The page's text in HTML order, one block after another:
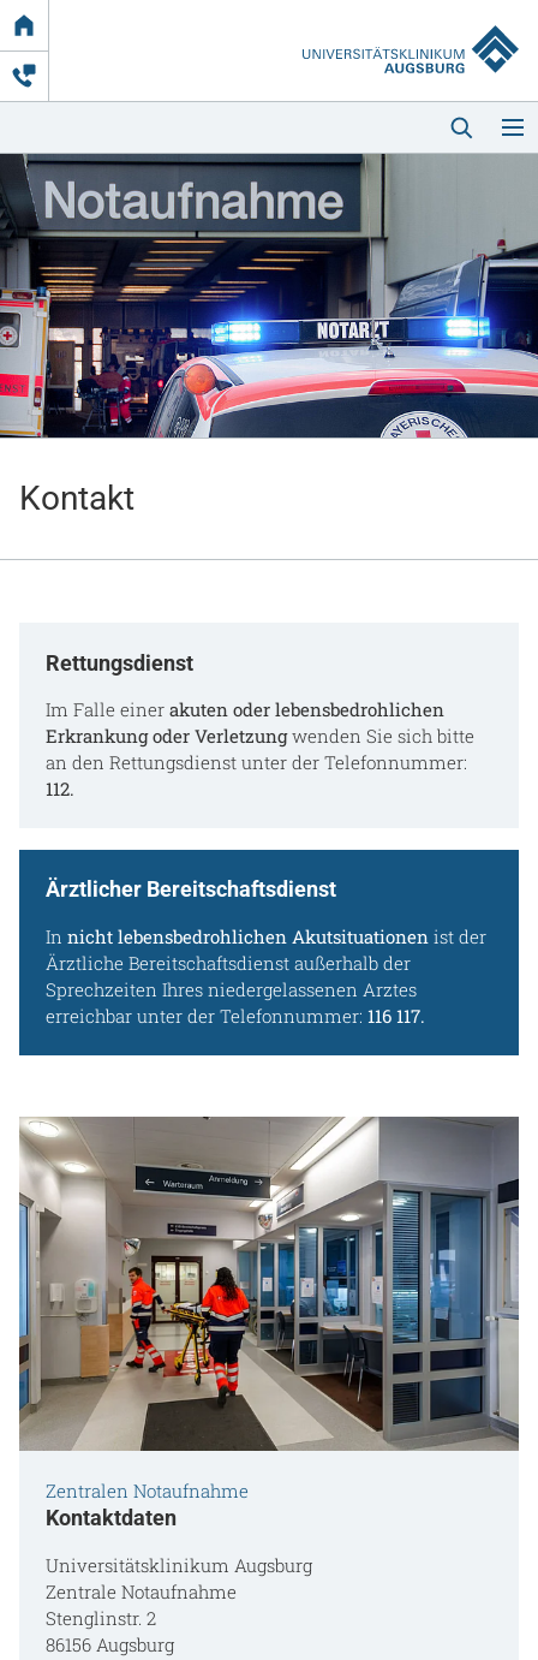
Link
zur
Startseite
Startseite
Kliniken & Einrichtungen
Beruf & Karriere
Kontakt
Rettungsdienst
Im Falle einer akuten oder lebensbedrohlichen
Erkrankung oder Verletzungwenden Sie sich bitte
an den Rettungsdienst unter der Telefonnummer:
112.
Ärztlicher Bereitschaftsdienst
In nicht lebensbedrohlichen Akutsituationen ist der
Ärztliche Bereitschaftsdienst außerhalb der
Sprechzeiten Ihres niedergelassenen Arztes
erreichbar unter der Telefonnummer: 116 117.
Zentralen Notaufnahme
Kontaktdaten
Universitätsklinikum Augsburg
Zentrale Notaufnahme
Stenglinstr. 2
86156 Augsburg